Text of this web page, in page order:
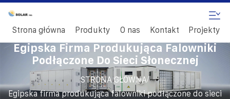
Strona główna Produkty O nas Kontakt Projekty
Egipska Firma Produkująca Falowniki
Podłączone Do Sieci Słonecznej
STRONA GŁÓWNA/
Egipska firma produkująca falowniki podłączone do sieci